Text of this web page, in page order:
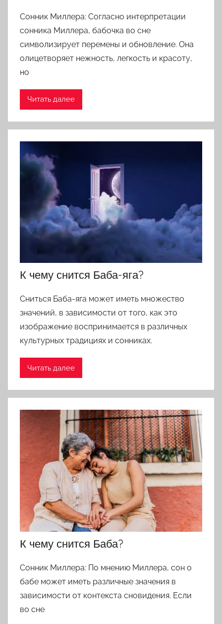
Сонник Миллера: Согласно интерпретации
сонника Миллера, бабочка во сне
символизирует перемены и обновление. Она
олицетворяет нежность, легкость и красоту,
но
Читать далее
К чему снится Баба-яга?
Сниться Баба-яга может иметь множество
значений, в зависимости от того, как это
изображение воспринимается в различных
культурных традициях и сонниках.
Читать далее
К чему снится Баба?
Сонник Миллера: По мнению Миллера, сон о
бабе может иметь различные значения в
зависимости от контекста сновидения. Если
во сне